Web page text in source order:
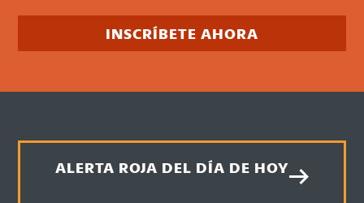
INSCRÍBETE AHORA
ALERTA ROJA DEL DÍA DE HOY